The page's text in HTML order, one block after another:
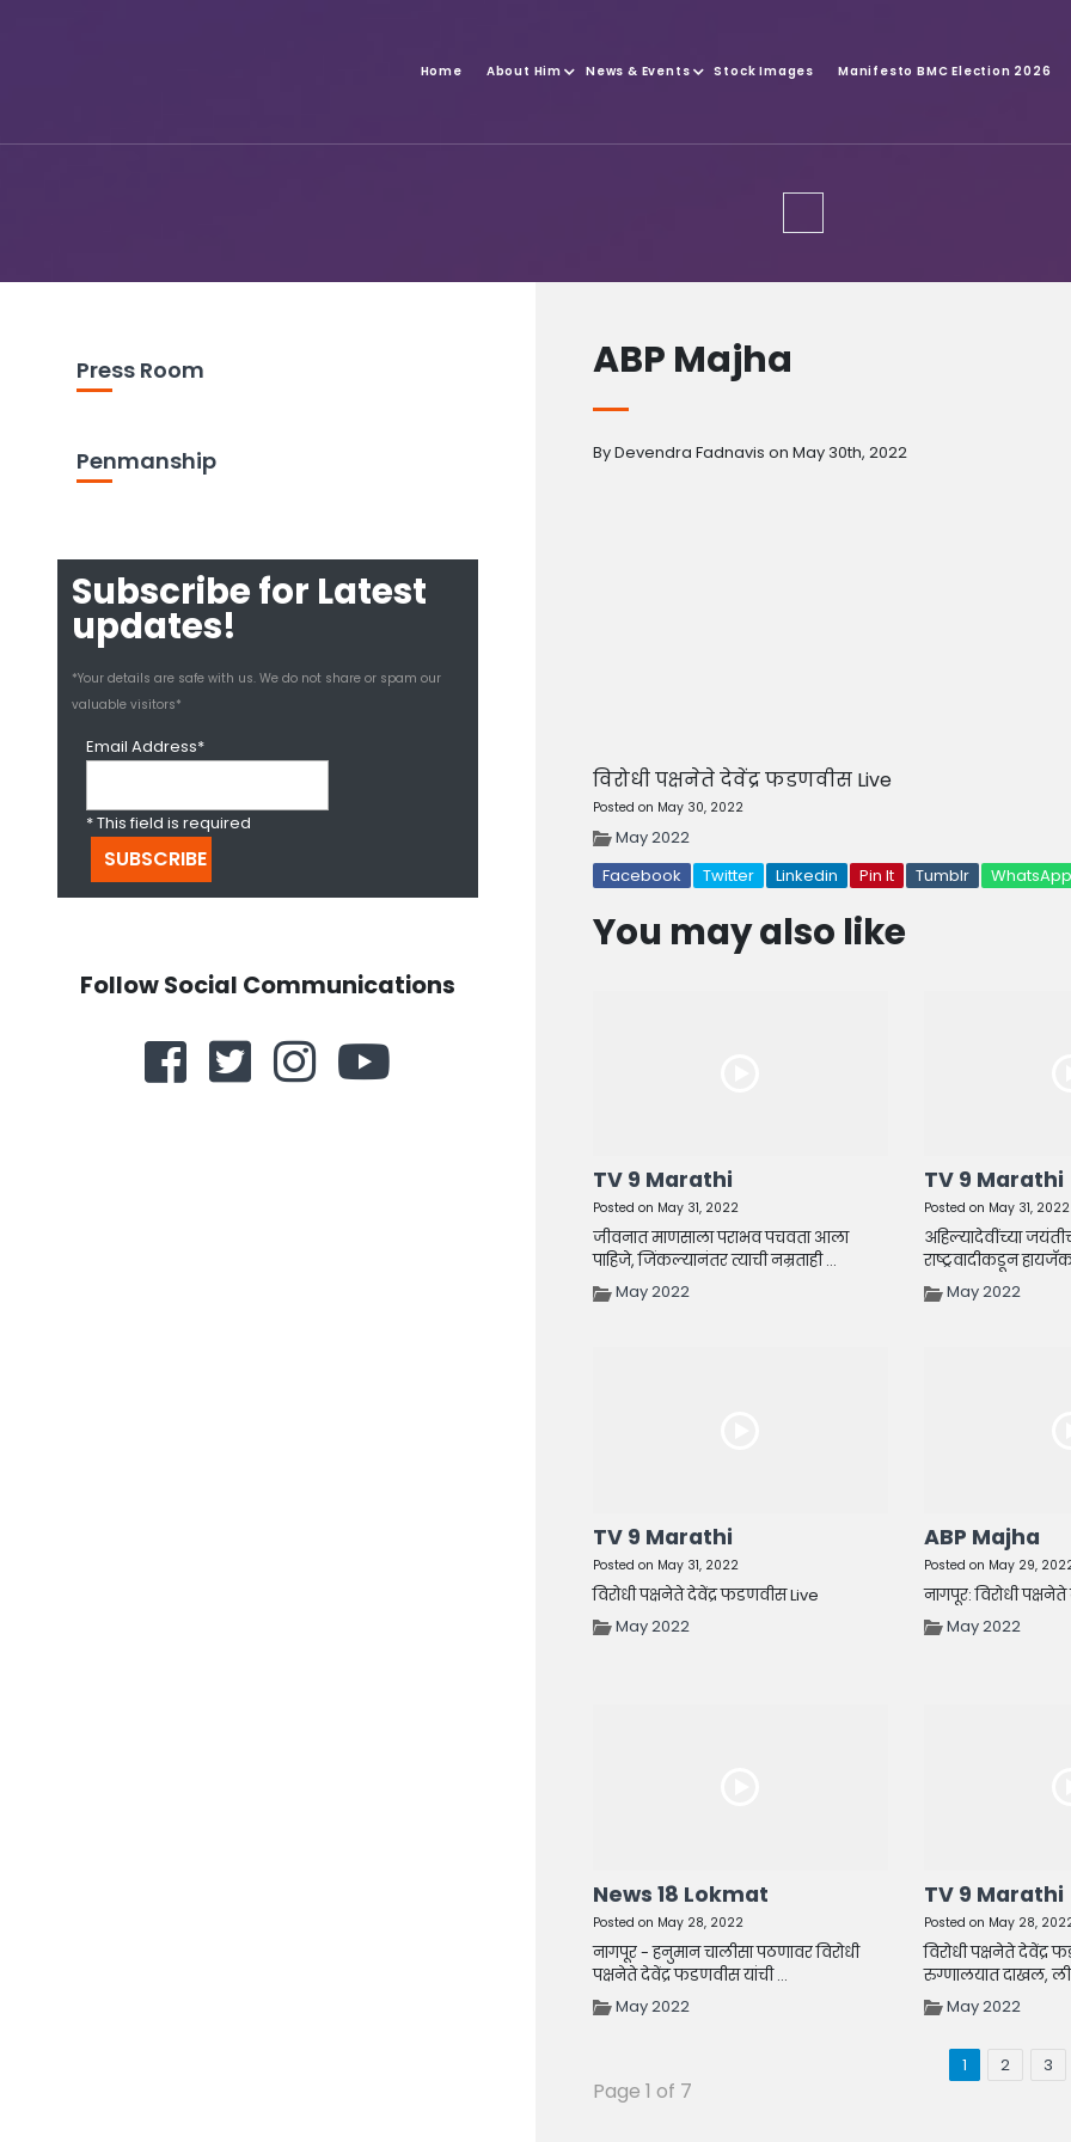
Home About Him News & Events Stock Images Manifesto BMC Election 2026
Press Room
Penmanship
Subscribe for Latest
updates!
*Your details are safe with us. We do not share or spam our
valuable visitors*
Email Address*
* This field is required
Follow Social Communications
ABP Majha
By Devendra Fadnavis on May 30th, 2022
विरोधी पक्षनेते देवेंद्र फडणवीस Live
Posted on May 30, 2022
May 2022
Facebook
Twitter Linkedin Pin It Tumblr WhatsApp
You may also like
TV 9 Marathi
Posted on May 31, 2022
जीवनात माणसाला पराभव पचवता आला
पाहिजे, जिंकल्यानंतर त्याची नम्रताही ...
May 2022
TV 9 Marathi
Posted on May 31, 2022
अहिल्यादेवींच्या
राष्ट्रवादीकडून
May 2022
TV 9 Marathi
Posted on May 31, 2022
विरोधी पक्षनेते देवेंद्र फडणवीस Live
May 2022
ABP Majha
Posted on May 29,
नागपूर: विरोधी
May 2022
News 18 Lokmat
Posted on May 28, 2022
नागपूर - हनुमान चालीसा पठणावर विरोधी
पक्षनेते देवेंद्र फडणवीस यांची ...
May 2022
TV 9 Marathi
Posted on May 28,
विरोधी पक्षनेते देवेंद्र
रुग्णालयात दाखल,
May 2022
1 2 3
Page 1 of 7